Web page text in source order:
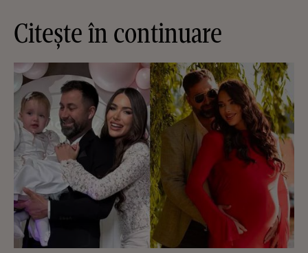
Citește în continuare